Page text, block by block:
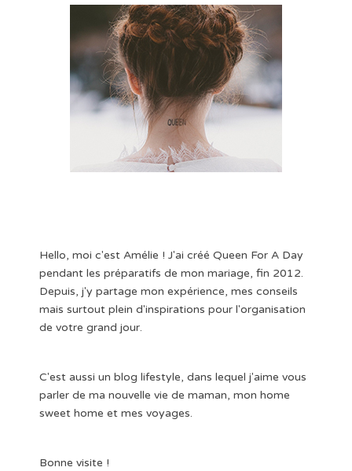
Hello, moi c'est Amélie ! J'ai créé Queen For A Day
pendant les préparatifs de mon mariage, fin 2012.
Depuis, j'y partage mon expérience, mes conseils
mais surtout plein d'inspirations pour l'organisation
de votre grand jour.
C'est aussi un blog lifestyle, dans lequel j'aime vous
parler de ma nouvelle vie de maman, mon home
sweet home et mes voyages.
Bonne visite !